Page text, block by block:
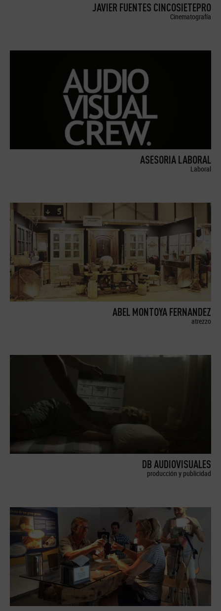
JAVIER FUENTES CINCOSIETEPRO
Cinematografía
ASESORIA LABORAL
Laboral
ABEL MONTOYA FERNANDEZ
atrezzo
DB AUDIOVISUALES
producción y publicidad